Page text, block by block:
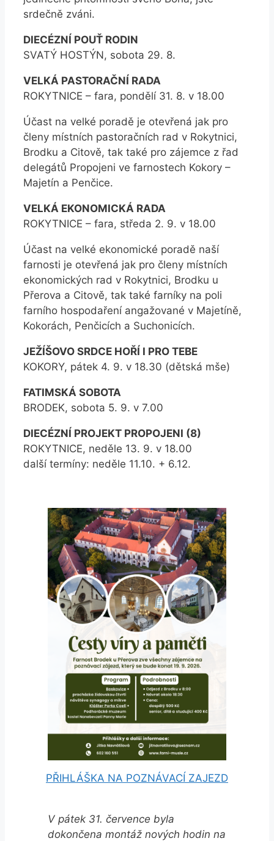
srdečně zváni.
DIECÉZNÍ POUŤ RODIN
SVATÝ HOSTÝN, sobota 29. 8.
VELKÁ PASTORAČNÍ RADA
ROKYTNICE – fara, pondělí 31. 8. v 18.00
Účast na velké poradě je otevřená jak pro
členy místních pastoračních rad v Rokytnici,
Brodku a Citově, tak také pro zájemce z řad
delegátů Propojeni ve farnostech Kokory –
Majetín a Penčice.
VELKÁ EKONOMICKÁ RADA
ROKYTNICE – fara, středa 2. 9. v 18.00
Účast na velké ekonomické poradě naší
farnosti je otevřená jak pro členy místních
ekonomických rad v Rokytnici, Brodku u
Přerova a Citově, tak také farníky na poli
farního hospodaření angažované v Majetíně,
Kokorách, Penčicích a Suchonicích.
JEŽÍŠOVO SRDCE HOŘÍ I PRO TEBE
KOKORY, pátek 4. 9. v 18.30 (dětská mše)
FATIMSKÁ SOBOTA
BRODEK, sobota 5. 9. v 7.00
DIECÉZNÍ PROJEKT PROPOJENI (8)
ROKYTNICE, neděle 13. 9. v 18.00
další termíny: neděle 11.10. + 6.12.
PŘIHLÁŠKA NA POZNÁVACÍ ZAJEZD
V pátek 31. července byla
dokončena montáž nových hodin na